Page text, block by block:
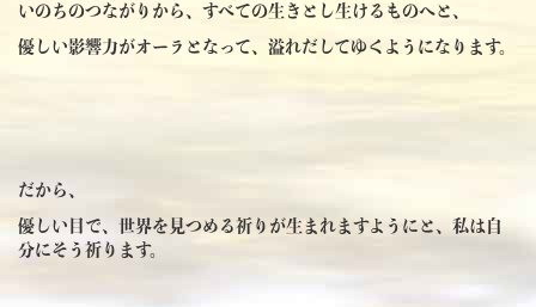
いのちのつながりから、すべての生きとし生けるものへと、
優しい影響力がオーラとなって、溢れだしてゆくようになります。
だから、
優しい目で、世界を見つめる祈りが生まれますようにと、私は自
分にそう祈ります。